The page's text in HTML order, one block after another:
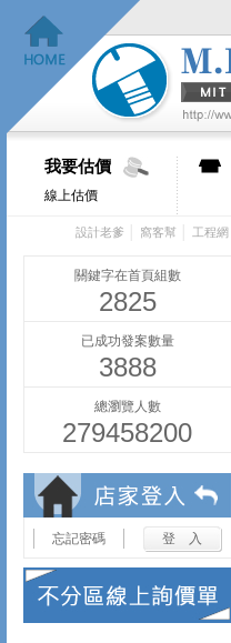
我要估價
線上估價
設計老爹 窩客幫 工程網
關鍵字在首頁組數
2825
已成功發案數量
3888
總瀏覽人數
279458200
忘記密碼